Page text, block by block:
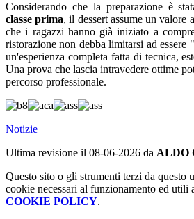
Considerando che la preparazione è
classe prima, il dessert assume un valore
che i ragazzi hanno già iniziato a
ristorazione non debba limitarsi ad
un'esperienza completa fatta di tecnica,
Una prova che lascia intravedere ottime
percorso professionale.
Notizie
Ultima revisione il 08-06-2026 da ALDO
Questo sito o gli strumenti terzi da questo
cookie necessari al funzionamento ed utili
COOKIE POLICY.